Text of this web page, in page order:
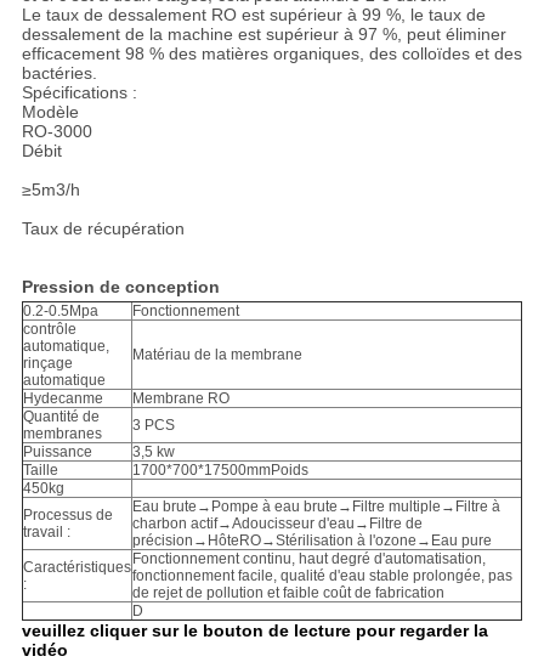
Le taux de dessalement RO est supérieur à 99 %, le taux de
dessalement de la machine est supérieur à 97 %, peut éliminer
efficacement 98 % des matières organiques, des colloïdes et des
bactéries.
Spécifications :
Modèle
RO-3000
Débit
≥5m3/h
Taux de récupération
Pression de conception
0.2-0.5Mpa
Fonctionnement
contrôle
automatique,
rinçage
automatique
Matériau de la membrane
Hydecanme
Membrane RO
Quantité de
membranes
3 PCS
Puissance
3,5 kw
Taille
1700*700*17500mmPoids
450kg
Processus de
travail :
Eau brute→Pompe à eau brute→Filtre multiple→Filtre à
charbon actif→Adoucisseur d'eau→Filtre de
précision→HôteRO→Stérilisation à l'ozone→Eau pure
Caractéristiques
:
Fonctionnement continu, haut degré d'automatisation,
fonctionnement facile, qualité d'eau stable prolongée, pas
de rejet de pollution et faible coût de fabrication
D
veuillez cliquer sur le bouton de lecture pour regarder la
vidéo